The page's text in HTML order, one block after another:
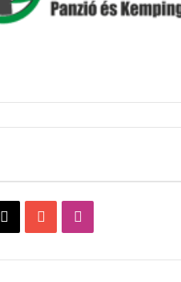
X YouTube